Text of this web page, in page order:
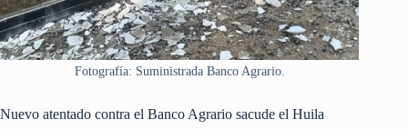
Fotografía: Suministrada Banco Agrario.
Nuevo atentado contra el Banco Agrario sacude el Huila